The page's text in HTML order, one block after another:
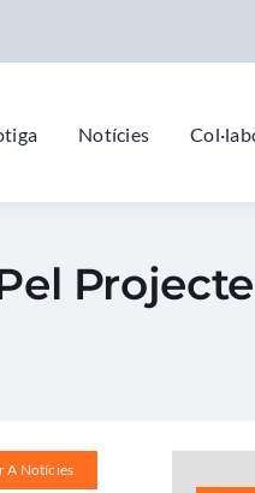
Notícies
A Notícies